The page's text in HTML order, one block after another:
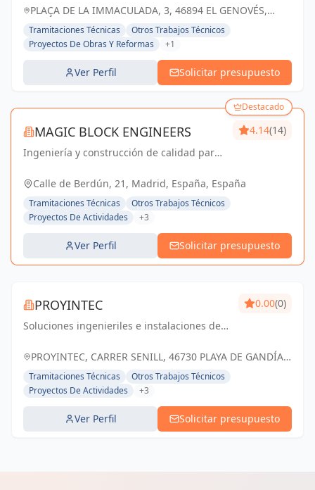
enriquecen la vida.
PLAÇA DE LA IMMACULADA, 3, 46894 EL GENOVÉS,
VALENCIA, ESPAÑA, España
Tramitaciones Técnicas
Otros Trabajos Técnicos
Proyectos De Obras Y Reformas
+1
Ver Perfil Solicitar presupuesto
Destacado
MAGIC BLOCK ENGINEERS
Ingeniería y construcción de calidad para
Nueva.
4.14(14)
Calle de Berdún, 21, Madrid, España, España
Tramitaciones Técnicas
Otros Trabajos Técnicos
Proyectos De Actividades
+3
Ver Perfil Solicitar presupuesto
PROYINTEC
Soluciones ingenieriles e instalaciones de
con el éxito de cada proyecto.
0.00(0)
PROYINTEC, CARRER SENILL, 46730 PLAYA DE GANDÍA,
ESPAÑA, España
Tramitaciones Técnicas
Otros Trabajos Técnicos
Proyectos De Actividades
+3
Ver Perfil Solicitar presupuesto